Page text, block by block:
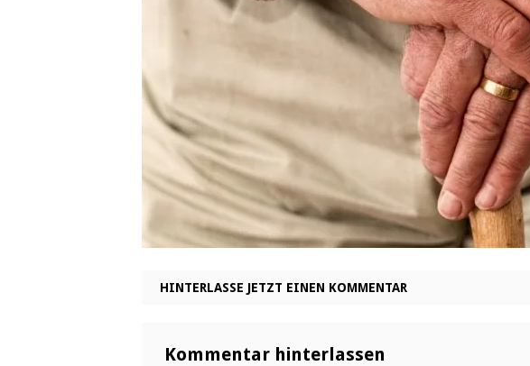
HINTERLASSE JETZT EINEN KOMMENTAR
Kommentar hinterlassen